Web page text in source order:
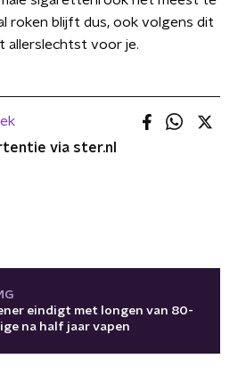
roken blijft dus, ook volgens dit
allerslechtst voor je.
via ster.nl
eindigt met longen van 80-
na half jaar vapen